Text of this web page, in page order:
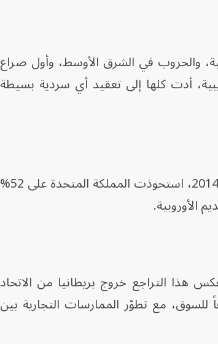
والحروب في الشرق الأوسط، وأول صراع
أدت كلها إلى تعقيد أي سردية بسيطة
يظهر هذا التأثير جلياً في قطاع روائع الفن القديم. ففي عام 2014، استحوذت المملكة المتحدة على 52%
الأوروبية.
هذه النسبة إلى 38%. ولا يعكس هذا التراجع خروج بريطانيا من الاتحاد
مع تطوّر الممارسات التجارية بين